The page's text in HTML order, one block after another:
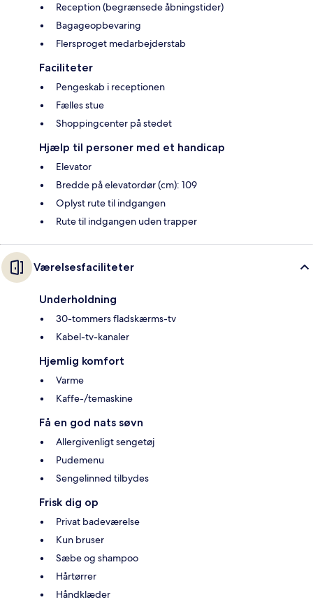
Reception (begrænsede åbningstider)
Bagageopbevaring
Flersproget medarbejderstab
Faciliteter
Pengeskab i receptionen
Fælles stue
Shoppingcenter på stedet
Hjælp til personer med et handicap
Elevator
Bredde på elevatordør (cm): 109
Oplyst rute til indgangen
Rute til indgangen uden trapper
Værelsesfaciliteter
Underholdning
30-tommers fladskærms-tv
Kabel-tv-kanaler
Hjemlig komfort
Varme
Kaffe-/temaskine
Få en god nats søvn
Allergivenligt sengetøj
Pudemenu
Sengelinned tilbydes
Frisk dig op
Privat badeværelse
Kun bruser
Sæbe og shampoo
Hårtørrer
Håndklæder